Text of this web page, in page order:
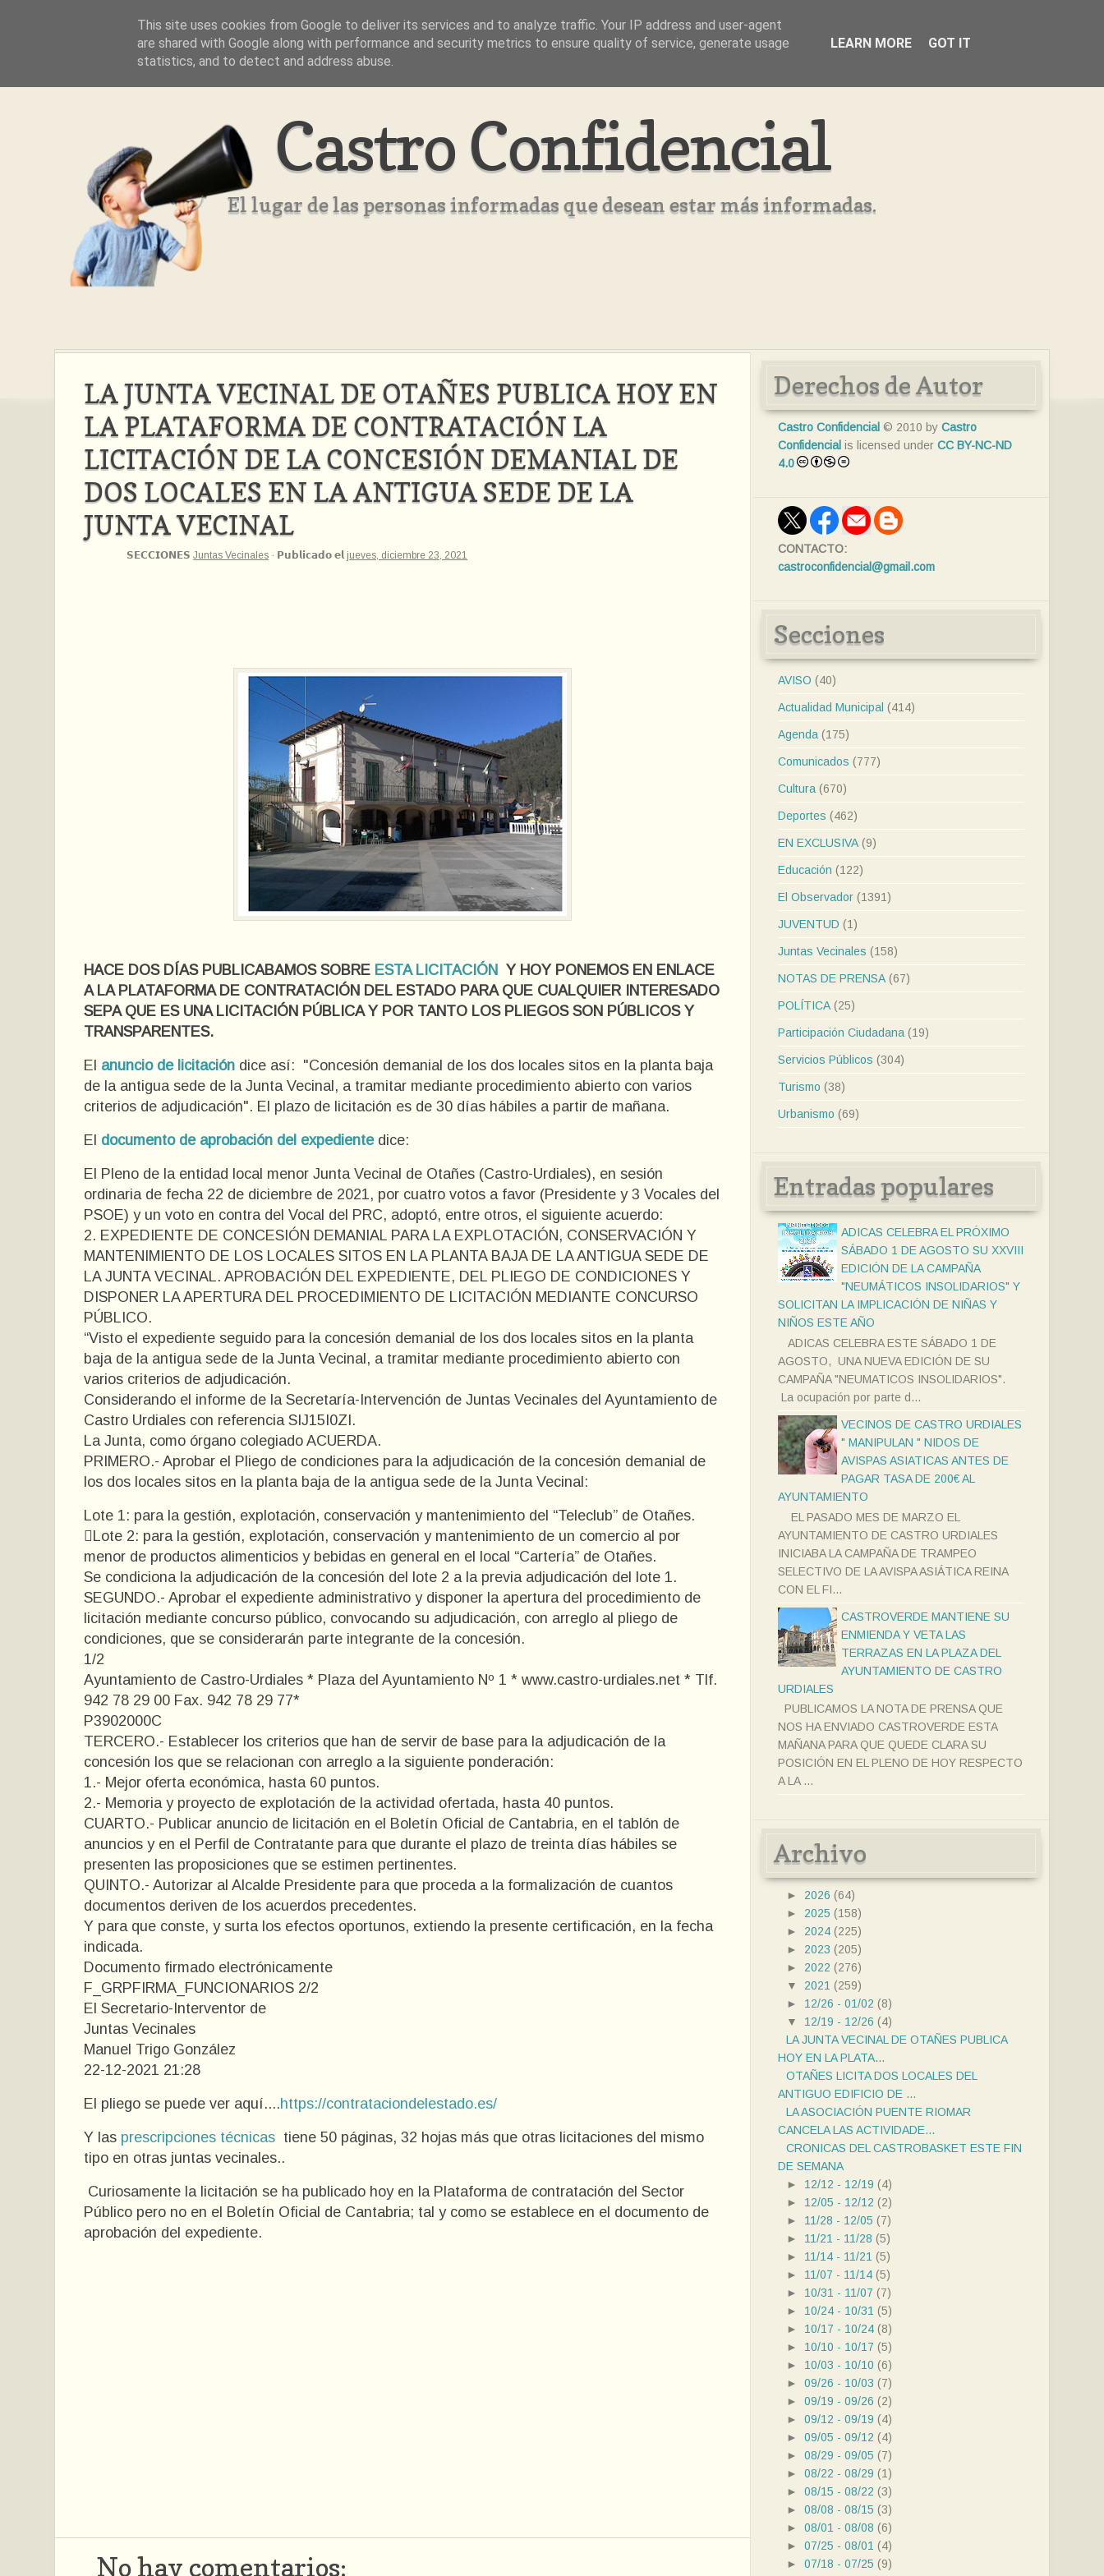
Aviso Legal Quienes Somos ??
Castro Confidencial
El lugar de las personas informadas que desean estar más informadas.
LA JUNTA VECINAL DE OTAÑES PUBLICA HOY EN
LA PLATAFORMA DE CONTRATACIÓN LA
LICITACIÓN DE LA CONCESIÓN DEMANIAL DE
DOS LOCALES EN LA ANTIGUA SEDE DE LA
JUNTA VECINAL
𝗦𝗘𝗖𝗖𝗜𝗢𝗡𝗘𝗦Juntas Vecinales · 𝗣𝘂𝗯𝗹𝗶𝗰𝗮𝗱𝗼 𝗲𝗹 jueves, diciembre 23, 2021
HACE DOS DÍAS PUBLICABAMOS SOBRE ESTA LICITACIÓN Y HOY PONEMOS EN ENLACE
A LA PLATAFORMA DE CONTRATACIÓN DEL ESTADO PARA QUE CUALQUIER INTERESADO
SEPA QUE ES UNA LICITACIÓN PÚBLICA Y POR TANTO LOS PLIEGOS SON PÚBLICOS Y
TRANSPARENTES.
El anuncio de licitación dice así: "Concesión demanial de los dos locales sitos en la planta baja
de la antigua sede de la Junta Vecinal, a tramitar mediante procedimiento abierto con varios
criterios de adjudicación". El plazo de licitación es de 30 días hábiles a partir de mañana.
El documento de aprobación del expedientedice:
El Pleno de la entidad local menor Junta Vecinal de Otañes (Castro-Urdiales), en sesión
ordinaria de fecha 22 de diciembre de 2021, por cuatro votos a favor (Presidente y 3 Vocales del
PSOE) y un voto en contra del Vocal del PRC, adoptó, entre otros, el siguiente acuerdo:
2. EXPEDIENTE DE CONCESIÓN DEMANIAL PARA LA EXPLOTACIÓN, CONSERVACIÓN Y
MANTENIMIENTO DE LOS LOCALES SITOS EN LA PLANTA BAJA DE LA ANTIGUA SEDE DE
LA JUNTA VECINAL. APROBACIÓN DEL EXPEDIENTE, DEL PLIEGO DE CONDICIONES Y
DISPONER LA APERTURA DEL PROCEDIMIENTO DE LICITACIÓN MEDIANTE CONCURSO
PÚBLICO.
“Visto el expediente seguido para la concesión demanial de los dos locales sitos en la planta
baja de la antigua sede de la Junta Vecinal, a tramitar mediante procedimiento abierto con
varios criterios de adjudicación.
Considerando el informe de la Secretaría-Intervención de Juntas Vecinales del Ayuntamiento de
Castro Urdiales con referencia SIJ15I0ZI.
La Junta, como órgano colegiado ACUERDA.
PRIMERO.- Aprobar el Pliego de condiciones para la adjudicación de la concesión demanial de
los dos locales sitos en la planta baja de la antigua sede de la Junta Vecinal:
Lote 1: para la gestión, explotación, conservación y mantenimiento del “Teleclub” de Otañes.
Lote 2: para la gestión, explotación, conservación y mantenimiento de un comercio al por
menor de productos alimenticios y bebidas en general en el local “Cartería” de Otañes.
Se condiciona la adjudicación de la concesión del lote 2 a la previa adjudicación del lote 1.
SEGUNDO.- Aprobar el expediente administrativo y disponer la apertura del procedimiento de
licitación mediante concurso público, convocando su adjudicación, con arreglo al pliego de
condiciones, que se considerarán parte integrante de la concesión.
1/2
Ayuntamiento de Castro-Urdiales * Plaza del Ayuntamiento Nº 1 * www.castro-urdiales.net * Tlf.
942 78 29 00 Fax. 942 78 29 77*
P3902000C
TERCERO.- Establecer los criterios que han de servir de base para la adjudicación de la
concesión los que se relacionan con arreglo a la siguiente ponderación:
1.- Mejor oferta económica, hasta 60 puntos.
2.- Memoria y proyecto de explotación de la actividad ofertada, hasta 40 puntos.
CUARTO.- Publicar anuncio de licitación en el Boletín Oficial de Cantabria, en el tablón de
anuncios y en el Perfil de Contratante para que durante el plazo de treinta días hábiles se
presenten las proposiciones que se estimen pertinentes.
QUINTO.- Autorizar al Alcalde Presidente para que proceda a la formalización de cuantos
documentos deriven de los acuerdos precedentes.
Y para que conste, y surta los efectos oportunos, extiendo la presente certificación, en la fecha
indicada.
Documento firmado electrónicamente
F_GRPFIRMA_FUNCIONARIOS 2/2
El Secretario-Interventor de
Juntas Vecinales
Manuel Trigo González
22-12-2021 21:28
El pliego se puede ver aquí....https://contrataciondelestado.es/
Y las prescripciones técnicas tiene 50 páginas, 32 hojas más que otras licitaciones del mismo
tipo en otras juntas vecinales..
Curiosamente la licitación se ha publicado hoy en la Plataforma de contratación del Sector
Público pero no en el Boletín Oficial de Cantabria; tal y como se establece en el documento de
aprobación del expediente.
No hay comentarios:
Derechos de Autor
Castro Confidencial © 2010 by Castro
Confidencial is licensed under CC BY-NC-ND
4.0
CONTACTO:
castroconfidencial@gmail.com
Secciones
AVISO (40)
Actualidad Municipal (414)
Agenda (175)
Comunicados (777)
Cultura (670)
Deportes (462)
EN EXCLUSIVA (9)
Educación (122)
El Observador (1391)
JUVENTUD (1)
Juntas Vecinales (158)
NOTAS DE PRENSA (67)
POLÍTICA (25)
Participación Ciudadana (19)
Servicios Públicos (304)
Turismo (38)
Urbanismo (69)
Entradas populares
ADICAS CELEBRA EL PRÓXIMO
SÁBADO 1 DE AGOSTO SU XXVIII
EDICIÓN DE LA CAMPAÑA
"NEUMÁTICOS INSOLIDARIOS" Y
SOLICITAN LA IMPLICACIÓN DE NIÑAS Y
NIÑOS ESTE AÑO
ADICAS CELEBRA ESTE SÁBADO 1 DE
AGOSTO, UNA NUEVA EDICIÓN DE SU
CAMPAÑA "NEUMATICOS INSOLIDARIOS".
La ocupación por parte d...
VECINOS DE CASTRO URDIALES
" MANIPULAN " NIDOS DE
AVISPAS ASIATICAS ANTES DE
PAGAR TASA DE 200€ AL
AYUNTAMIENTO
EL PASADO MES DE MARZO EL
AYUNTAMIENTO DE CASTRO URDIALES
INICIABA LA CAMPAÑA DE TRAMPEO
SELECTIVO DE LA AVISPA ASIÁTICA REINA
CON EL FI...
CASTROVERDE MANTIENE SU
ENMIENDA Y VETA LAS
TERRAZAS EN LA PLAZA DEL
AYUNTAMIENTO DE CASTRO
URDIALES
PUBLICAMOS LA NOTA DE PRENSA QUE
NOS HA ENVIADO CASTROVERDE ESTA
MAÑANA PARA QUE QUEDE CLARA SU
POSICIÓN EN EL PLENO DE HOY RESPECTO
A LA ...
Archivo
► 2026 (64)
► 2025 (158)
► 2024 (225)
► 2023 (205)
► 2022 (276)
▼
2021 (259)
► 12/26 - 01/02 (8)
▼
12/19 - 12/26 (4)
LA JUNTA VECINAL DE OTAÑES PUBLICA
HOY EN LA PLATA...
OTAÑES LICITA DOS LOCALES DEL
ANTIGUO EDIFICIO DE ...
LA ASOCIACIÓN PUENTE RIOMAR
CANCELA LAS ACTIVIDADE...
CRONICAS DEL CASTROBASKET ESTE FIN
DE SEMANA
► 12/12 - 12/19 (4)
► 12/05 - 12/12 (2)
► 11/28 - 12/05 (7)
► 11/21 - 11/28 (5)
► 11/14 - 11/21 (5)
► 11/07 - 11/14 (5)
► 10/31 - 11/07 (7)
► 10/24 - 10/31 (5)
► 10/17 - 10/24 (8)
► 10/10 - 10/17 (5)
► 10/03 - 10/10 (6)
► 09/26 - 10/03 (7)
► 09/19 - 09/26 (2)
► 09/12 - 09/19 (4)
► 09/05 - 09/12 (4)
► 08/29 - 09/05 (7)
► 08/22 - 08/29 (1)
► 08/15 - 08/22 (3)
► 08/08 - 08/15 (3)
► 08/01 - 08/08 (6)
► 07/25 - 08/01 (4)
► 07/18 - 07/25 (9)
This site uses cookies from Google to deliver its services and to analyze traffic. Your IP address and user-agent
are shared with Google along with performance and security metrics to ensure quality of service, generate usage
statistics, and to detect and address abuse.
LEARN MORE GOT IT